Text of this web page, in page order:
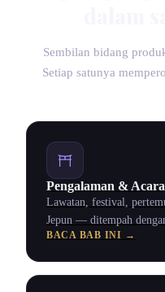
Sembilan bidang
Setiap satunya
Pengalaman & Acara
Lawatan, festival,
Jepun — ditempah
BACA BAB INI →